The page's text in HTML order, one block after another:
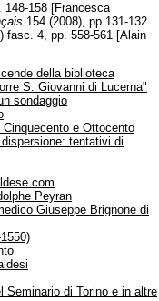
148-158 [Francesca
154 (2008), pp.131-132
fasc. 4, pp. 558-561 [Alain
della biblioteca
S. Giovanni di Lucerna"
sondaggio
e Ottocento
tentativi di
Peyran
Giuseppe Brignone di
di Torino e in altre